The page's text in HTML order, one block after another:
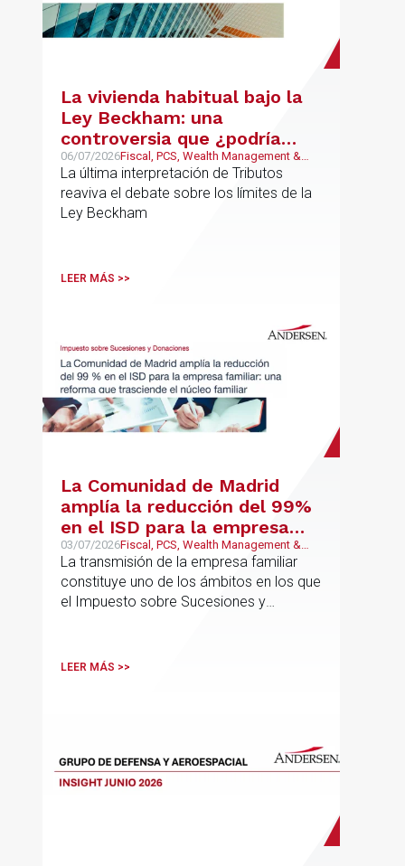
La vivienda habitual bajo la
Ley Beckham: una
controversia que ¿podría
estar llegando a su fin?
06/07/2026Fiscal, PCS, Wealth Management &
Family Business
La última interpretación de Tributos
reaviva el debate sobre los límites de la
Ley Beckham
LEER MÁS >>
La Comunidad de Madrid
amplía la reducción del 99%
en el ISD para la empresa
familiar: una reforma que
trasciende el núcleo familiar
03/07/2026Fiscal, PCS, Wealth Management &
Family Business
La transmisión de la empresa familiar
constituye uno de los ámbitos en los que
el Impuesto sobre Sucesiones y
LEER MÁS >>